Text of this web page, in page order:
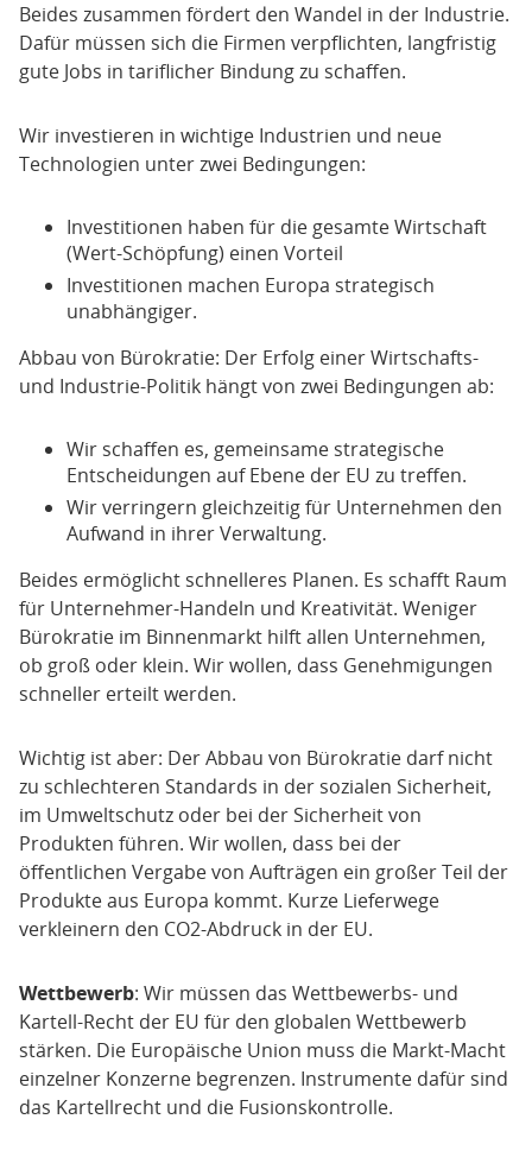
Beides zusammen fördert den Wandel in der Industrie.
Dafür müssen sich die Firmen verpflichten, langfristig
gute Jobs in tariflicher Bindung zu schaffen.
Wir investieren in wichtige Industrien und neue
Technologien unter zwei Bedingungen:
Investitionen haben für die gesamte Wirtschaft
(Wert-Schöpfung) einen Vorteil
Investitionen machen Europa strategisch
unabhängiger.
Abbau von Bürokratie: Der Erfolg einer Wirtschafts-
und Industrie-Politik hängt von zwei Bedingungen ab:
Wir schaffen es, gemeinsame strategische
Entscheidungen auf Ebene der EU zu treffen.
Wir verringern gleichzeitig für Unternehmen den
Aufwand in ihrer Verwaltung.
Beides ermöglicht schnelleres Planen. Es schafft Raum
für Unternehmer-Handeln und Kreativität. Weniger
Bürokratie im Binnenmarkt hilft allen Unternehmen,
ob groß oder klein. Wir wollen, dass Genehmigungen
schneller erteilt werden.
Wichtig ist aber: Der Abbau von Bürokratie darf nicht
zu schlechteren Standards in der sozialen Sicherheit,
im Umweltschutz oder bei der Sicherheit von
Produkten führen. Wir wollen, dass bei der
öffentlichen Vergabe von Aufträgen ein großer Teil der
Produkte aus Europa kommt. Kurze Lieferwege
verkleinern den CO2-Abdruck in der EU.
Wettbewerb: Wir müssen das Wettbewerbs- und
Kartell-Recht der EU für den globalen Wettbewerb
stärken. Die Europäische Union muss die Markt-Macht
einzelner Konzerne begrenzen. Instrumente dafür sind
das Kartellrecht und die Fusionskontrolle.